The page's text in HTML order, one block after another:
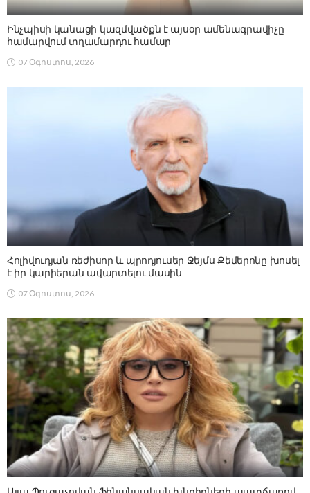
Ինչպիսի կանացի կազմվածքն է այսօր ամենագրավիչը
համարվում տղամարդու համար
07 Օգոստոս, 2026
Հոլիվուդյան ռեժիսոր և պրոդյուսեր Ջեյմս Քեմերոնը խոսել
է իր կարիերան ավարտելու մասին
07 Օգոստոս, 2026